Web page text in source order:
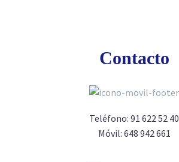
Contacto
Teléfono: 91 622 52 40
Móvil: 648 942 661